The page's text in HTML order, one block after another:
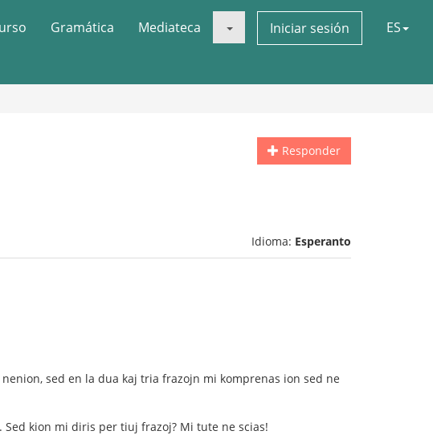
Gramática Mediateca Iniciar sesión ES
Responder
Idioma: Esperanto
sed en la dua kaj tria frazojn mi komprenas ion sed ne
kion mi diris per tiuj frazoj? Mi tute ne scias!